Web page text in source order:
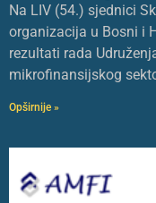
Na LIV (54.) sjednici
organizacija u Bosni i
rezultati rada
mikrofinansijskog
Opširnije »